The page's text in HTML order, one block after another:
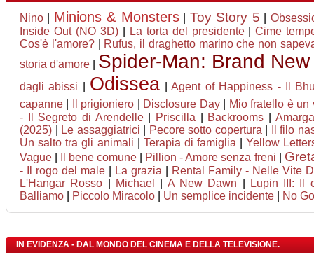
Nino Minions & Monsters| Toy Story 5
Inside Out (NO 3D)| La torta del presidente|Cime
Cos'è l'amore?|
Rufus, il draghetto marino che non
storia d'amore
Spider-Man: Brand
dagli abissi Odissea |Agent of Happiness - Il
capanne
Il prigioniero Disclosure Day|
Mio fratello è un
- Il Segreto di Arendelle| Priscilla Backrooms
(2025)
Le assaggiatrici Pecore sotto copertura
Il filo
Un salto tra gli animali
Terapia di famiglia |Yellow
Vague
Il bene comune Pillion - Amore senza freni
- Il rogo del male La grazia
Rental Family - Nelle Vite
L'Hangar Rosso
Michael A New Dawn
Lupin III: Il
Balliamo
Piccolo Miracolo Un semplice incidente No
IN EVIDENZA - DAL MONDO DEL CINEMA E DELLA TELEVISIONE.